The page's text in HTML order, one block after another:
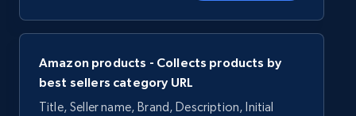
Amazon products - Collects products by
best sellers category URL
Title, Seller name, Brand, Description, Initial